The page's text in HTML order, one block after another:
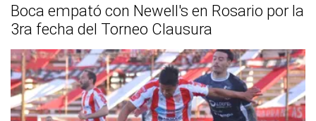
Boca empató con Newell's en Rosario por la
3ra fecha del Torneo Clausura